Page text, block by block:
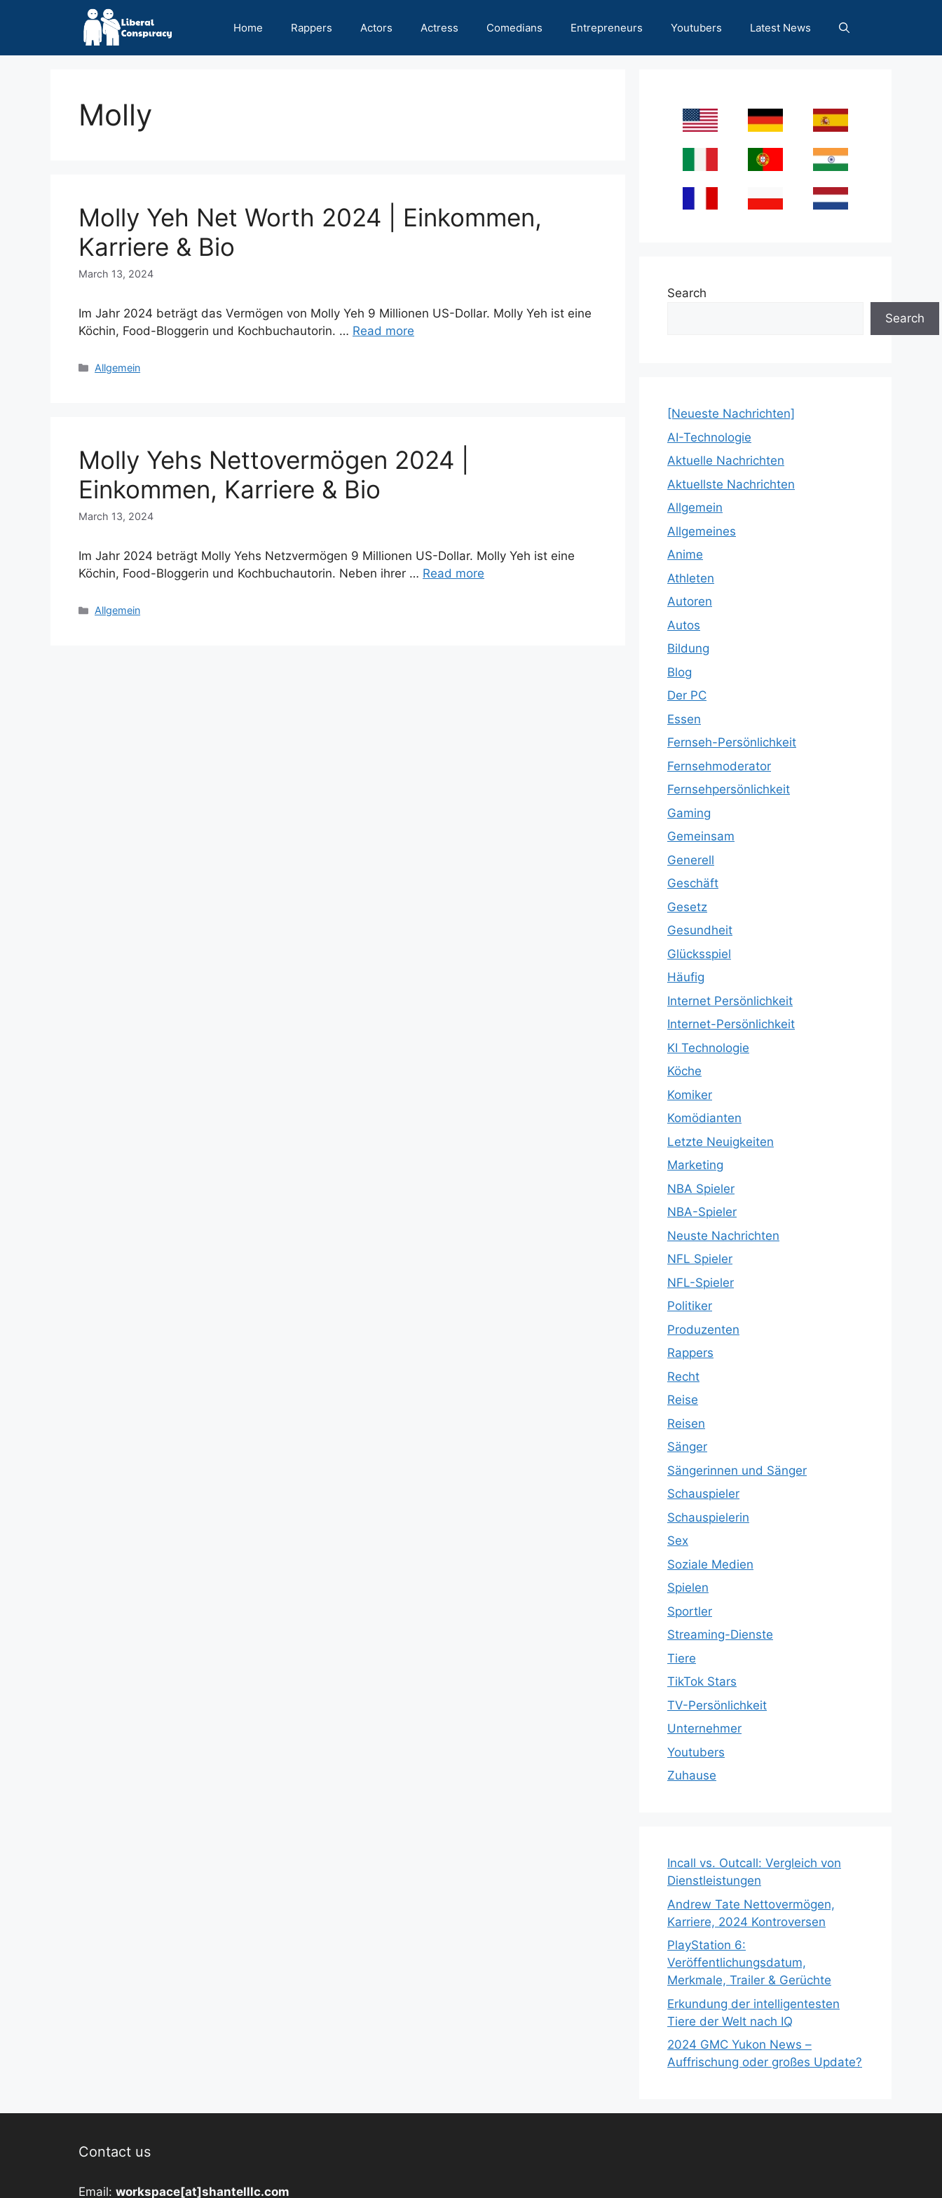
Home Rappers Actors Actress Comedians Entrepreneurs Youtubers Latest News
Molly
Molly Yeh Net Worth 2024 | Einkommen,
Karriere & Bio
March 13, 2024
Im Jahr 2024 beträgt das Vermögen von Molly Yeh 9 Millionen US-Dollar. Molly Yeh ist eine
Köchin, Food-Bloggerin und Kochbuchautorin. … Read more
Categories
Allgemein
Molly Yehs Nettovermögen 2024 |
Einkommen, Karriere & Bio
March 13, 2024
Im Jahr 2024 beträgt Molly Yehs Netzvermögen 9 Millionen US-Dollar. Molly Yeh ist eine
Köchin, Food-Bloggerin und Kochbuchautorin. Neben ihrer … Read more
Categories
Allgemein
Search
Search
[Neueste Nachrichten]
AI-Technologie
Aktuelle Nachrichten
Aktuellste Nachrichten
Allgemein
Allgemeines
Anime
Athleten
Autoren
Autos
Bildung
Blog
Der PC
Essen
Fernseh-Persönlichkeit
Fernsehmoderator
Fernsehpersönlichkeit
Gaming
Gemeinsam
Generell
Geschäft
Gesetz
Gesundheit
Glücksspiel
Häufig
Internet Persönlichkeit
Internet-Persönlichkeit
KI Technologie
Köche
Komiker
Komödianten
Letzte Neuigkeiten
Marketing
NBA Spieler
NBA-Spieler
Neuste Nachrichten
NFL Spieler
NFL-Spieler
Politiker
Produzenten
Rappers
Recht
Reise
Reisen
Sänger
Sängerinnen und Sänger
Schauspieler
Schauspielerin
Sex
Soziale Medien
Spielen
Sportler
Streaming-Dienste
Tiere
TikTok Stars
TV-Persönlichkeit
Unternehmer
Youtubers
Zuhause
Incall vs. Outcall: Vergleich von
Dienstleistungen
Andrew Tate Nettovermögen,
Karriere, 2024 Kontroversen
PlayStation 6:
Veröffentlichungsdatum,
Merkmale, Trailer & Gerüchte
Erkundung der intelligentesten
Tiere der Welt nach IQ
2024 GMC Yukon News –
Auffrischung oder großes Update?
Contact us
Email: workspace[at]shantelllc.com